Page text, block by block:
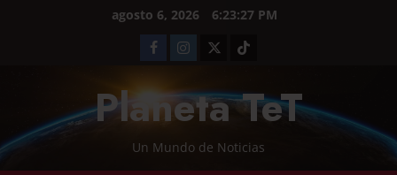
agosto 6, 2026 6:23:28 PM
Planeta TeT
Un Mundo de Noticias